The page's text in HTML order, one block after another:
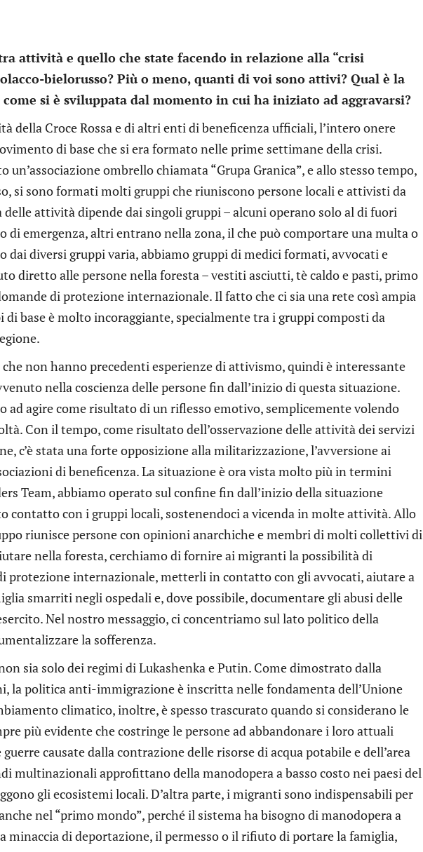
attività e quello che state facendo in relazione alla “crisi
bielorusso? Più o meno, quanti di voi sono attivi? Qual è la
si è sviluppata dal momento in cui ha iniziato ad aggravarsi?
della Croce Rossa e di altri enti di beneficenza ufficiali, l’intero onere
di base che si era formato nelle prime settimane della crisi.
un’associazione ombrello chiamata “Grupa Granica”, e allo stesso tempo,
si sono formati molti gruppi che riuniscono persone locali e attivisti da
attività dipende dai singoli gruppi – alcuni operano solo al di fuori
di emergenza, altri entrano nella zona, il che può comportare una multa o
dai diversi gruppi varia, abbiamo gruppi di medici formati, avvocati e
diretto alle persone nella foresta – vestiti asciutti, tè caldo e pasti, primo
di protezione internazionale. Il fatto che ci sia una rete così ampia
di base è molto incoraggiante, specialmente tra i gruppi composti da
non hanno precedenti esperienze di attivismo, quindi è interessante
nella coscienza delle persone fin dall’inizio di questa situazione.
agire come risultato di un riflesso emotivo, semplicemente volendo
Con il tempo, come risultato dell’osservazione delle attività dei servizi
c’è stata una forte opposizione alla militarizzazione, l’avversione ai
di beneficenza. La situazione è ora vista molto più in termini
Team, abbiamo operato sul confine fin dall’inizio della situazione
contatto con i gruppi locali, sostenendoci a vicenda in molte attività. Allo
riunisce persone con opinioni anarchiche e membri di molti collettivi di
nella foresta, cerchiamo di fornire ai migranti la possibilità di
protezione internazionale, metterli in contatto con gli avvocati, aiutare a
smarriti negli ospedali e, dove possibile, documentare gli abusi delle
Nel nostro messaggio, ci concentriamo sul lato politico della
la sofferenza.
sia solo dei regimi di Lukashenka e Putin. Come dimostrato dalla
la politica anti-immigrazione è inscritta nelle fondamenta dell’Unione
climatico, inoltre, è spesso trascurato quando si considerano le
più evidente che costringe le persone ad abbandonare i loro attuali
causate dalla contrazione delle risorse di acqua potabile e dell’area
multinazionali approfittano della manodopera a basso costo nei paesi del
gli ecosistemi locali. D’altra parte, i migranti sono indispensabili per
nel “primo mondo”, perché il sistema ha bisogno di manodopera a
minaccia di deportazione, il permesso o il rifiuto di portare la famiglia,